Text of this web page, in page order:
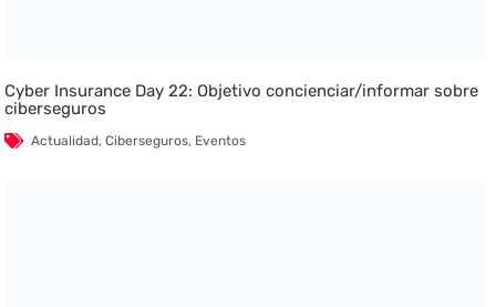
Cyber Insurance Day 22: Objetivo concienciar/informar sobre
ciberseguros
Actualidad,Ciberseguros, Eventos